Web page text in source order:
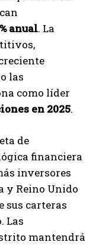
anual. La
las
como líder
en 2025.
de
financiera
inversores
y Reino Unido
sus carteras
Las
mantendrá